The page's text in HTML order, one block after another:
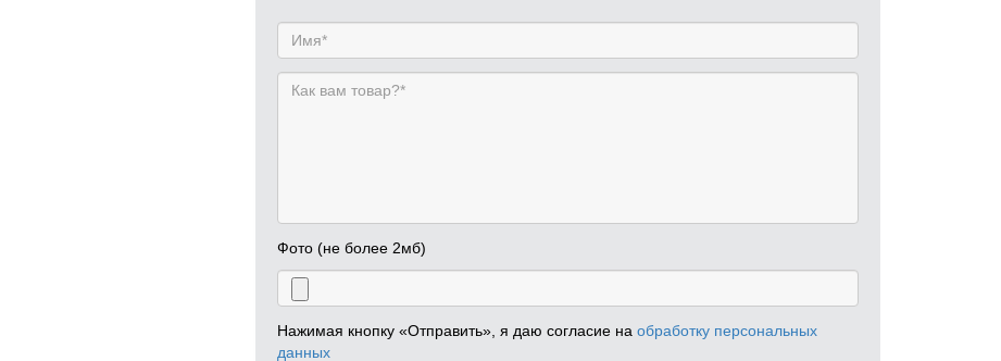
Фото (не более 2мб)
Нажимая кнопку «Отправить», я даю согласие на обработку персональных
данных